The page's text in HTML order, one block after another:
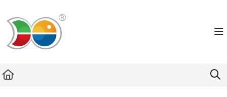
Fetch the complete documentation index at:
Use this file to discover all available pages before exploring further.